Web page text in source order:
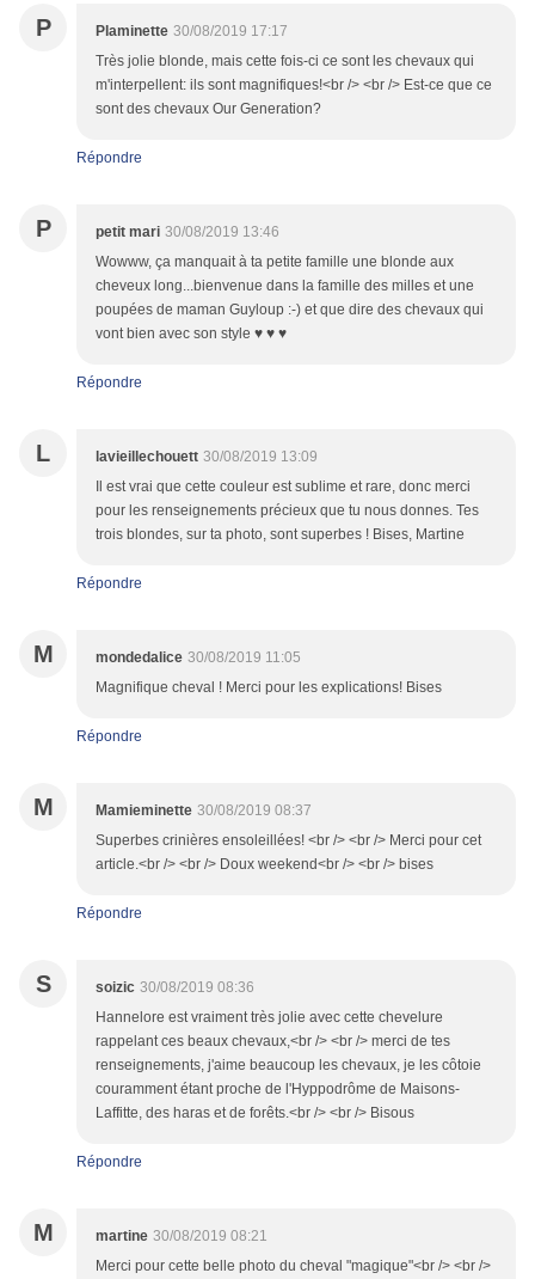
P Plaminette 30/08/2019 17:17
Très jolie blonde, mais cette fois-ci ce sont les chevaux qui
m'interpellent: ils sont magnifiques!<br /> <br /> Est-ce que ce
sont des chevaux Our Generation?
Répondre
P petit mari 30/08/2019 13:46
Wowww, ça manquait à ta petite famille une blonde aux
cheveux long...bienvenue dans la famille des milles et une
poupées de maman Guyloup :-) et que dire des chevaux qui
vont bien avec son style ♥ ♥ ♥
Répondre
L lavieillechouett 30/08/2019 13:09
Il est vrai que cette couleur est sublime et rare, donc merci
pour les renseignements précieux que tu nous donnes. Tes
trois blondes, sur ta photo, sont superbes ! Bises, Martine
Répondre
M mondedalice 30/08/2019 11:05
Magnifique cheval ! Merci pour les explications! Bises
Répondre
M Mamieminette 30/08/2019 08:37
Superbes crinières ensoleillées! <br /> <br /> Merci pour cet
article.<br /> <br /> Doux weekend<br /> <br /> bises
Répondre
S soizic 30/08/2019 08:36
Hannelore est vraiment très jolie avec cette chevelure
rappelant ces beaux chevaux,<br /> <br /> merci de tes
renseignements, j'aime beaucoup les chevaux, je les côtoie
couramment étant proche de l'Hyppodrôme de Maisons-
Laffitte, des haras et de forêts.<br /> <br /> Bisous
Répondre
M martine 30/08/2019 08:21
Merci pour cette belle photo du cheval "magique"<br /> <br />